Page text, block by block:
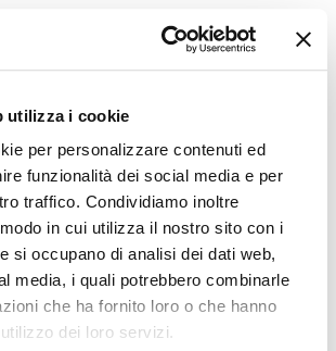
utilizza i cookie
per personalizzare contenuti ed
funzionalità dei social media e per
traffico. Condividiamo inoltre
in cui utilizza il nostro sito con i
si occupano di analisi dei dati web,
media, i quali potrebbero combinarle
che ha fornito loro o che hanno
dei loro servizi.